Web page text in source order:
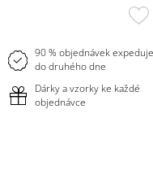
90 % objednávek
do druhého dne
Dárky a vzorky ke každé
objednávce